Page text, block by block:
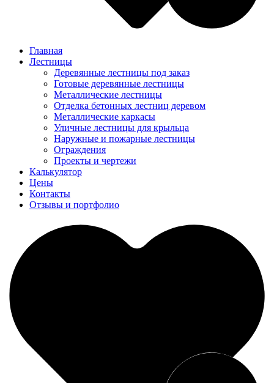
Главная
Лестницы
Деревянные лестницы под заказ
Готовые деревянные лестницы
Металлические лестницы
Отделка бетонных лестниц деревом
Металлические каркасы
Уличные лестницы для крыльца
Наружные и пожарные лестницы
Ограждения
Проекты и чертежи
Калькулятор
Цены
Контакты
Отзывы и портфолио